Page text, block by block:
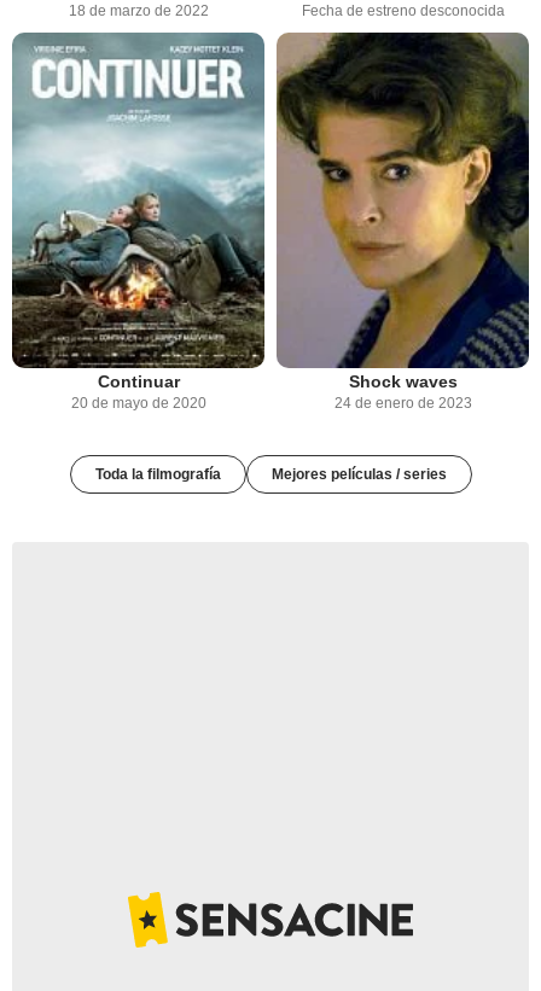
18 de marzo de 2022 Fecha de estreno desconocida
Continuar
20 de mayo de 2020
Shock waves
24 de enero de 2023
Toda la filmografía Mejores películas / series